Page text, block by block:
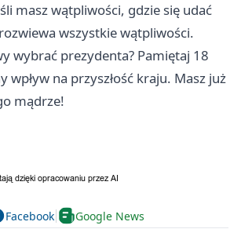
masz wątpliwości, gdzie się udać
wszystkie wątpliwości.
wybrać prezydenta? Pamiętaj 18
wpływ na przyszłość kraju. Masz już
mądrze!
Facebook Google News